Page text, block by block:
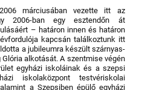
márciusában vezette itt az
2006-ban egy esztendőn át
– határon innen és határon
kapcsán találkoztunk itt
a jubileumra készült szárnyas-
alkotását. A szentmise végén
egyházi iskoláinak és a szepsi
iskolaközpont testvériskolai
a Szepsiben épülő egyházi